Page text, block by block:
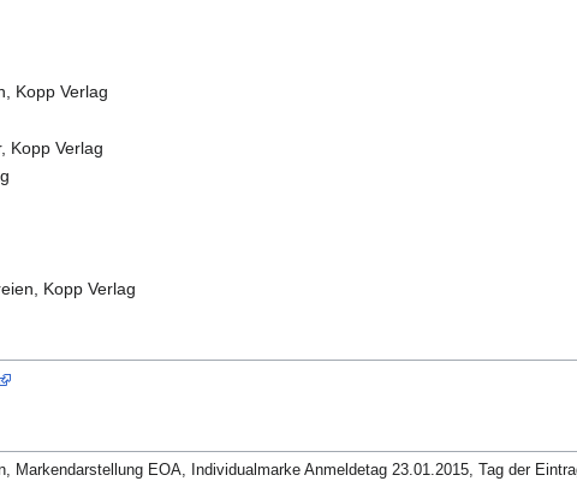
Kopp Verlag
Kopp Verlag
Kopp Verlag
Markendarstellung EOA, Individualmarke Anmeldetag 23.01.2015, Tag der